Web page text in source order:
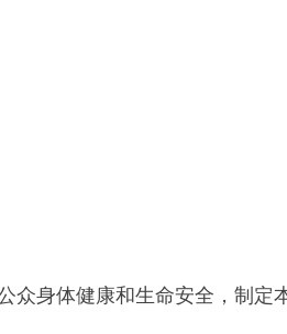
身体健康和生命安全，制定本